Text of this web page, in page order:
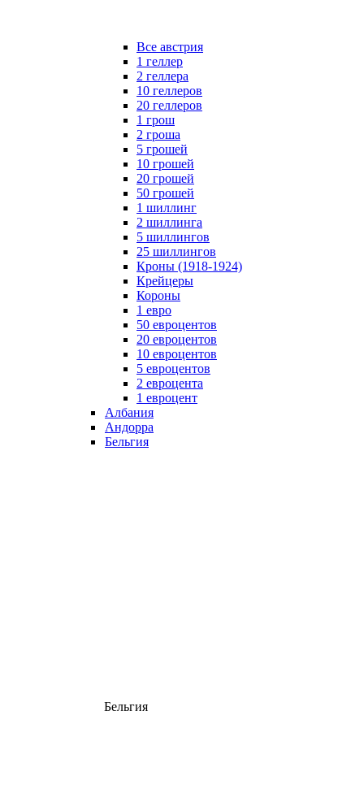
Все австрия
1 геллер
2 геллера
10 геллеров
20 геллеров
1 грош
2 гроша
5 грошей
10 грошей
20 грошей
50 грошей
1 шиллинг
2 шиллинга
5 шиллингов
25 шиллингов
Кроны (1918-1924)
Крейцеры
Короны
1 евро
50 евроцентов
20 евроцентов
10 евроцентов
5 евроцентов
2 евроцента
1 евроцент
Албания
Андорра
Бельгия
Бельгия